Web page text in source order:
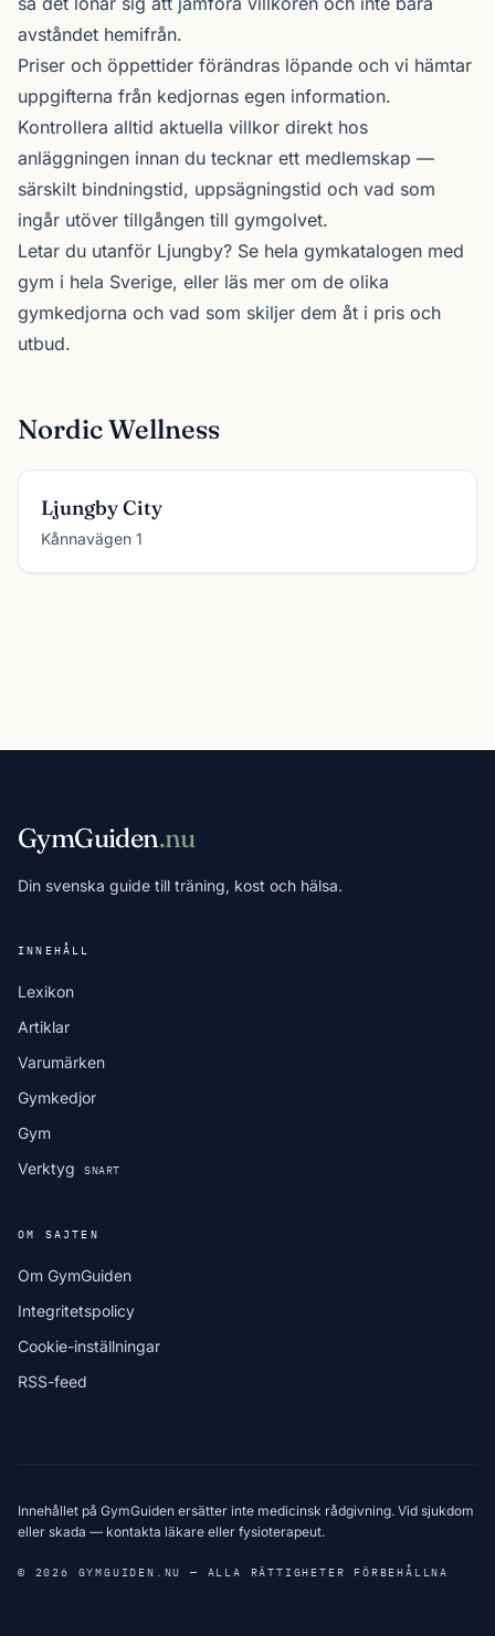
avståndet hemifrån.
Priser och öppettider förändras löpande och vi hämtar
uppgifterna från kedjornas egen information.
Kontrollera alltid aktuella villkor direkt hos
anläggningen innan du tecknar ett medlemskap —
särskilt bindningstid, uppsägningstid och vad som
ingår utöver tillgången till gymgolvet.
Letar du utanför Ljungby? Se hela gymkatalogen med
gym i hela Sverige, eller läs mer om de olika
gymkedjorna och vad som skiljer dem åt i pris och
utbud.
Nordic Wellness
Ljungby City
Kånnavägen 1
GymGuiden.nu
Din svenska guide till träning, kost och hälsa.
INNEHÅLL
Lexikon
Artiklar
Varumärken
Gymkedjor
Gym
Verktyg
SNART
OM SAJTEN
Om GymGuiden
Integritetspolicy
Cookie-inställningar
RSS-feed
Innehållet på GymGuiden ersätter inte medicinsk rådgivning. Vid sjukdom
eller skada — kontakta läkare eller fysioterapeut.
© 2026 GYMGUIDEN.NU — ALLA RÄTTIGHETER FÖRBEHÅLLNA